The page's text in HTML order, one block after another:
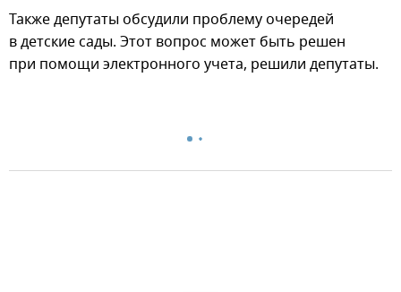
Также депутаты обсудили проблему очередей
в детские сады. Этот вопрос может быть решен
при помощи электронного учета, решили депутаты.